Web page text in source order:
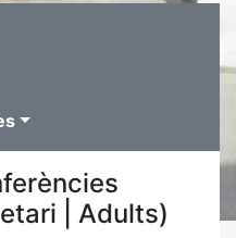
| Adults)